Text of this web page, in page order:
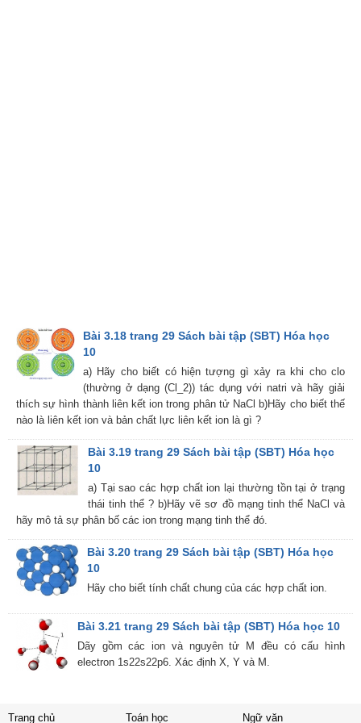
Bài 3.18 trang 29 Sách bài tập (SBT) Hóa học
10
a) Hãy cho biết có hiện tượng gì xảy ra khi cho clo
(thường ở dạng (Cl_2)) tác dụng với natri và hãy giải
thích sự hình thành liên kết ion trong phân tử NaCl b)Hãy cho biết thế
nào là liên kết ion và bản chất lực liên kết ion là gì ?
Bài 3.19 trang 29 Sách bài tập (SBT) Hóa học
10
a) Tại sao các hợp chất ion lại thường tồn tại ở trạng
thái tinh thể ? b)Hãy vẽ sơ đồ mạng tinh thể NaCl và
hãy mô tả sự phân bố các ion trong mạng tinh thể đó.
Bài 3.20 trang 29 Sách bài tập (SBT) Hóa học
10
Hãy cho biết tính chất chung của các hợp chất ion.
Bài 3.21 trang 29 Sách bài tập (SBT) Hóa học 10
Dãy gồm các ion và nguyên tử M đều có cấu hình
electron 1s22s22p6. Xác định X, Y và M.
Trang chủ Toán học Ngữ văn